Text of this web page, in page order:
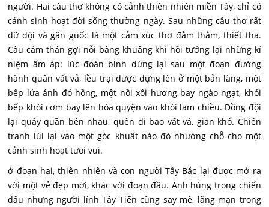
người. Hai câu thơ không có cảnh thiên nhiên miền Tây, chỉ có
cảnh sinh hoạt đời sống thường ngày. Sau những câu thơ rất
dữ dội và gân guốc là một cảm xúc thơ đằm thắm, thiết tha.
Câu cảm thán gợi nỗi bâng khuâng khi hồi tưởng lại những kỉ
niệm ấm áp: lúc đoàn binh dừng lại sau một đoạn đường
hành quân vất vả, lều trại được dựng lên ở một bản làng, một
bếp lửa ánh đỏ hồng, một nồi xôi hương bay ngào ngạt, khói
bếp khói cơm bay lên hòa quyện vào khói lam chiều. Đồng đội
lại quây quần bên nhau, quên đi bao vất vả, gian khổ. Chiến
tranh lùi lại vào một góc khuất nào đó nhường chỗ cho một
cảnh sinh hoạt tưoi vui.
ở đoạn hai, thiên nhiên và con người Tây Bắc lại được mở ra
với một vẻ đẹp mới, khác với đoạn đầu. Anh hùng trong chiến
đấu nhưng người lính Tây Tiến cũng say mê, lãng mạn trong